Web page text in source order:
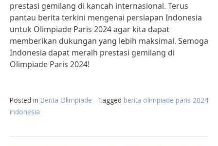
prestasi gemilang di kancah internasional. Terus
pantau berita terkini mengenai persiapan Indonesia
untuk Olimpiade Paris 2024 agar kita dapat
memberikan dukungan yang lebih maksimal. Semoga
Indonesia dapat meraih prestasi gemilang di
Olimpiade Paris 2024!
Posted in Berita Olimpiade Tagged berita olimpiade paris 2024
indonesia